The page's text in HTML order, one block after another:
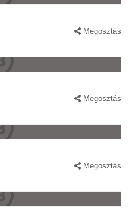
Megosztás
Megosztás
Megosztás